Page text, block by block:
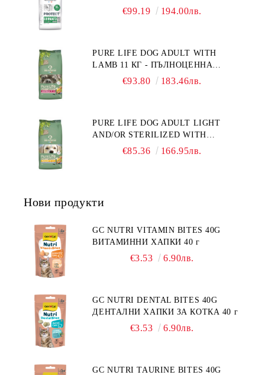
ДИЕТИЧНА ХРАНА ЗА КУЧЕТА
ДЕРМАТОЗИ И СИЛНО ИЗРАЗЕНА
ЗАГУБА НА КОЗИНА".
"НАМАЛЯВАНЕ НА
€99.19 194.00лв.
PURE LIFE DOG ADULT WITH
LAMB 11 КГ - ПЪЛНОЦЕННА
ХРАНА ЗА ПОРАСНАЛИ КУЧЕТА С
НАД 1 ГОДИНА. БЕЗ ЗЪРНО, БЕЗ
ГЛУТЕН. ПРОИЗВЕДЕНА ВЪВ
ФРАНЦИЯ.
€93.80 183.46лв.
PURE LIFE DOG ADULT LIGHT
AND/OR STERILIZED WITH
CHICKEN 12 КГ - ПЪЛНОЦЕННА
ПОРОДИ НА ВЪЗРАСТ НАД 1
ГЛУТЕН. ПРОИЗВОДСТВО
ФРАНЦИЯ.
€85.36 166.95лв.
Нови продукти
GC NUTRI VITAMIN BITES 40G
ВИТАМИННИ ХАПКИ 40 г
€3.53 6.90лв.
GC NUTRI DENTAL BITES 40G
ДЕНТАЛНИ ХАПКИ ЗА КОТКА 40 г
€3.53 6.90лв.
GC NUTRI TAURINE BITES 40G